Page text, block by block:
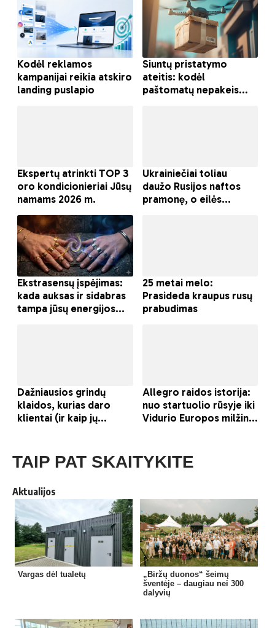
TAIP PAT SKAITYKITE
Aktualijos
Vargas dėl tualetų
„Biržų duonos“ šeimų
šventėje – daugiau nei 300
dalyvių